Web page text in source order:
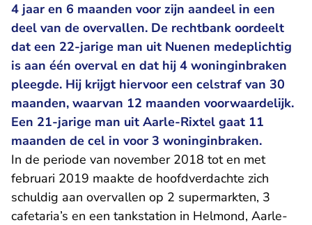
4 jaar en 6 maanden voor zijn aandeel in een
deel van de overvallen. De rechtbank oordeelt
dat een 22-jarige man uit Nuenen medeplichtig
is aan één overval en dat hij 4 woninginbraken
pleegde. Hij krijgt hiervoor een celstraf van 30
maanden, waarvan 12 maanden voorwaardelijk.
Een 21-jarige man uit Aarle-Rixtel gaat 11
maanden de cel in voor 3 woninginbraken.
In de periode van november 2018 tot en met
februari 2019 maakte de hoofdverdachte zich
schuldig aan overvallen op 2 supermarkten, 3
cafetaria’s en een tankstation in Helmond, Aarle-